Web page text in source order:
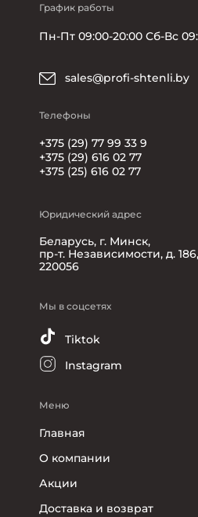
График работы
Пн-Пт 09:00-20:00 Сб-Вс
sales@profi-shtenli.by
Телефоны
+375 (29) 77 99 33 9
+375 (29) 616 02 77
+375 (25) 616 02 77
Юридический адрес
Беларусь, г. Минск,
пр-т. Независимости, д.
220056
Мы в соцсетях
Tiktok
Instagram
Меню
Главная
О компании
Акции
Доставка и возврат